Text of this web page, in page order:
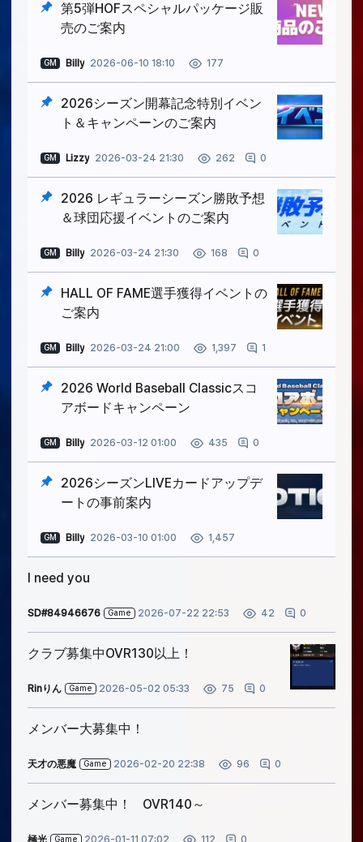
第5弾HOFスペシャルパッケージ販
売のご案内
GM Billy 2026-06-10 18:10 177
2026シーズン開幕記念特別イベン
ト＆キャンペーンのご案内
GM Lizzy 2026-03-24 21:30 262 0
2026 レギュラーシーズン勝敗予想
＆球団応援イベントのご案内
GM Billy 2026-03-24 21:30 168 0
HALL OF FAME選手獲得イベントの
ご案内
GM Billy 2026-03-24 21:00 1,397 1
2026 World Baseball Classicスコ
アボードキャンペーン
GM Billy 2026-03-12 01:00 435 0
2026シーズンLIVEカードアップデ
ートの事前案内
GM Billy 2026-03-10 01:00 1,457
I need you
SD#84946676 Game 2026-07-22 22:53 42 0
クラブ募集中OVR130以上！
Rinりん Game 2026-05-02 05:33 75 0
メンバー大募集中！
天才の悪魔 Game 2026-02-20 22:38 96 0
メンバー募集中！ OVR140～
極光 Game 2026-01-11 07:02 0